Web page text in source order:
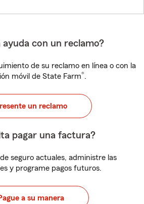
ayuda con un reclamo?
de su reclamo en línea o con la
móvil de State Farm®.
un reclamo
pagar una factura?
seguro actuales, administre las
y programe pagos futuros.
a su manera